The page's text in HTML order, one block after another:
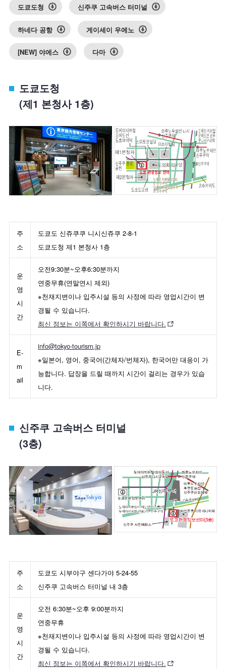
도쿄도청 신주쿠 고속버스 터미널
하네다 공항 게이세이 우에노
[NEW] 야에스 다마
도쿄도청
(제1 본청사 1층)
주
소
도쿄도 신쥬쿠쿠 니시신쥬쿠 2-8-1
도쿄도청 제1 본청사 1층
운
영
시
간
오전9:30분~오후6:30분까지
연중무휴(연말연시 제외)
※천재지변이나 입주시설 등의 사정에 따라 영업시간이 변
경될 수 있습니다.
최신 정보는 이쪽에서 확인하시기 바랍니다.
E-
m
ail
info@tokyo-tourism.jp
※일본어, 영어, 중국어(간체자/번체자), 한국어만 대응이 가
능합니다. 답장을 드릴 때까지 시간이 걸리는 경우가 있습
니다.
신주쿠 고속버스 터미널
(3층)
주
소
도쿄도 시부야구 센다가야 5-24-55
신주쿠 고속버스 터미널 내 3층
운
영
시
간
오전 6:30분~오후 9:00분까지
연중무휴
※천재지변이나 입주시설 등의 사정에 따라 영업시간이 변
경될 수 있습니다.
최신 정보는 이쪽에서 확인하시기 바랍니다.